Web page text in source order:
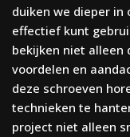
duiken we dieper in
effectief kunt
bekijken niet alleen
voordelen en
deze schroeven
technieken te
project niet alleen